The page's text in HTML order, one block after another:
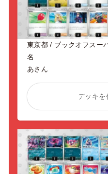
東京都 / ブックオフスー
名
あさん
デッキを